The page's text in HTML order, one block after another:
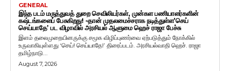
GENERAL
இந்த படம் மருத்துவத் துறை செவிலியர்கள், முன்கள பணியாளர்களின்
கஷ்டங்களைப் பேசுகிறது! -தான் முதலமைச்சராக நடித்துள்ள’செய்
செய்யாதே’ பட விழாவில் அரசியல் ஆளுமை ஹெச் ராஜா பேச்சு
இளம் தலைமுறையினருக்கு சமூக விழிப்புணர்வை ஏற்படுத்தும் நோக்கில்
உருவாகியுள்ளது ‘செய்! செய்யாதே!’ திரைப்படம். அரசியல்வாதி ஹெச். ராஜா
தமிழ்நாடு...
August 7, 2026